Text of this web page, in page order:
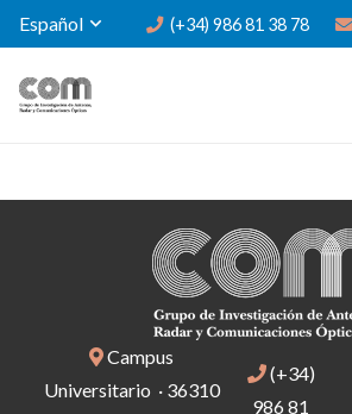
Español (+34) 986 81 38 78
Campus
Universitario · 36310
(+34)
986 81